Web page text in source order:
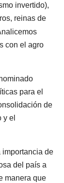
invertido),
reinas de
con el agro
para el
de
y el
importancia de
del país a
manera que